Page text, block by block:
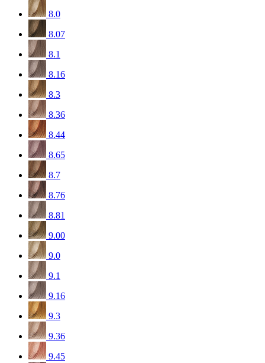
8.0
8.07
8.1
8.16
8.3
8.36
8.44
8.65
8.7
8.76
8.81
9.00
9.0
9.1
9.16
9.3
9.36
9.45